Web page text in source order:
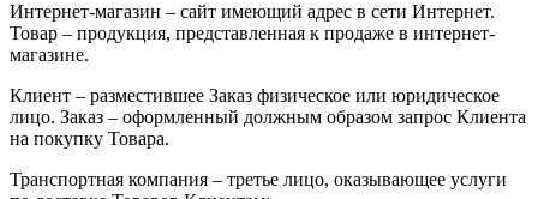
Интернет-магазин – сайт имеющий адрес в сети Интернет.
Товар – продукция, представленная к продаже в интернет-
магазине.
Клиент – разместившее Заказ физическое или юридическое
лицо. Заказ – оформленный должным образом запрос Клиента
на покупку Товара.
Транспортная компания – третье лицо, оказывающее услуги